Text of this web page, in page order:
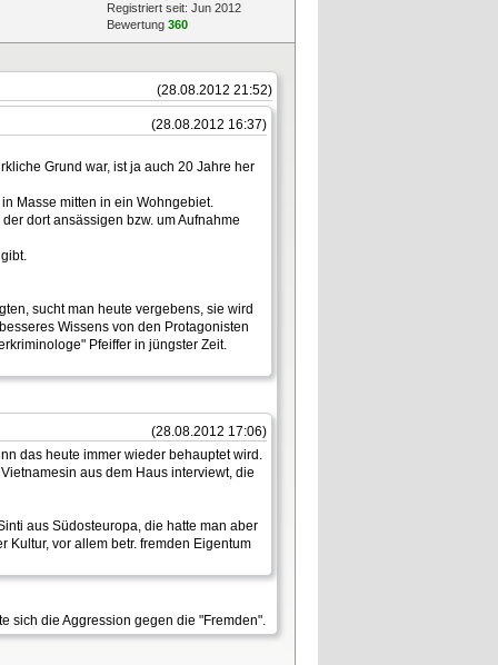
Registriert seit: Jun 2012
Bewertung 360
(28.08.2012 21:52)
(28.08.2012 16:37)
Grund war, ist ja auch 20 Jahre her
Masse mitten in ein Wohngebiet.
dort ansässigen bzw. um Aufnahme
sucht man heute vergebens, sie wird
Wissens von den Protagonisten
Pfeiffer in jüngster Zeit.
(28.08.2012 17:06)
das heute immer wieder behauptet wird.
aus dem Haus interviewt, die
aus Südosteuropa, die hatte man aber
vor allem betr. fremden Eigentum
sich die Aggression gegen die "Fremden".